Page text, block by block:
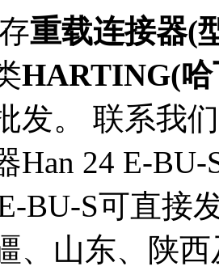
重载连接器(
HARTING(哈
发。 联系我
Han 24 E-
BU-S可直接
、山东、陕